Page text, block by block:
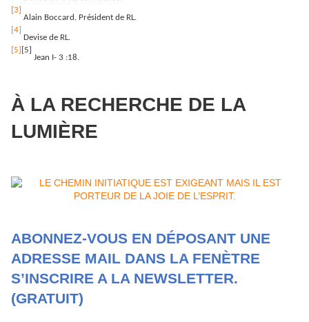
[3]
Alain Boccard. Président de RL.
[4]
Devise de RL.
[5] [5]
Jean I- 3 :18.
À LA RECHERCHE DE LA
LUMIÈRE
ABONNEZ-VOUS EN DÉPOSANT UNE
ADRESSE MAIL DANS LA FENÈTRE
S’INSCRIRE A LA NEWSLETTER.
(GRATUIT)